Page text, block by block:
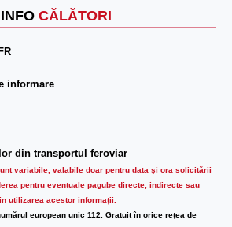
INFO CĂLĂTORI
informare
din transportul feroviar
variabile, valabile doar pentru data şi ora solicitării
pentru eventuale pagube directe, indirecte sau
utilizarea acestor informații.
european unic 112. Gratuit în orice reţea de